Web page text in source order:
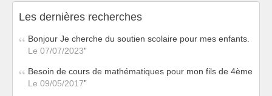
Les dernières recherches
Bonjour Je cherche du soutien scolaire pour mes enfants.
Le 07/07/2023
Besoin de cours de mathématiques pour mon fils de 4ème
Le 09/05/2017